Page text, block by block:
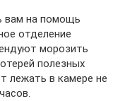
вам на помощь
отделение
морозить
полезных
лежать в камере не